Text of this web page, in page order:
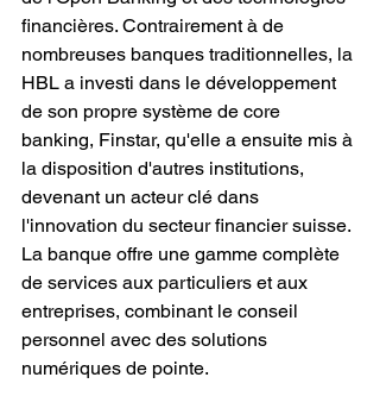
financières. Contrairement à de
nombreuses banques traditionnelles, la
HBL a investi dans le développement
de son propre système de core
banking, Finstar, qu'elle a ensuite mis à
la disposition d'autres institutions,
devenant un acteur clé dans
l'innovation du secteur financier suisse.
La banque offre une gamme complète
de services aux particuliers et aux
entreprises, combinant le conseil
personnel avec des solutions
numériques de pointe.